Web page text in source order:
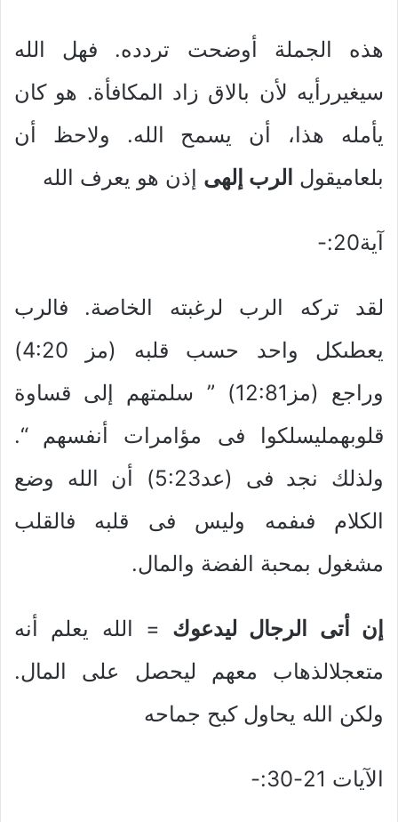
هذه الجملة أوضحت تردده. فهل الله
سيغيررأيه لأن بالاق زاد المكافأة. هو كان
يأمله هذا، أن يسمح الله. ولاحظ أن
بلعاميقول الرب إلهى إذن هو يعرف الله
آية20:-
لقد تركه الرب لرغبته الخاصة. فالرب
يعطىكل واحد حسب قلبه (مز 4:20)
وراجع (مز12:81) ” سلمتهم إلى قساوة
قلوبهمليسلكوا فى مؤامرات أنفسهم “.
ولذلك نجد فى (عد5:23) أن الله وضع
الكلام فىفمه وليس فى قلبه فالقلب
مشغول بمحبة الفضة والمال.
إن أتى الرجال ليدعوك = الله يعلم أنه
متعجلالذهاب معهم ليحصل على المال.
ولكن الله يحاول كبح جماحه
الآيات 21-30:-